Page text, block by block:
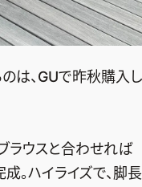
は、GUで昨秋購入し
ラウスと合わせれば
。ハイライズで、脚長